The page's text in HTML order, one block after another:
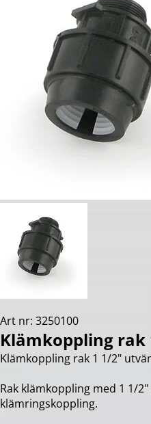
Art nr: 3250100
Klämkoppling
Klämkoppling rak 1 1/2"
Rak klämkoppling med 1 1/
klämringskoppling.